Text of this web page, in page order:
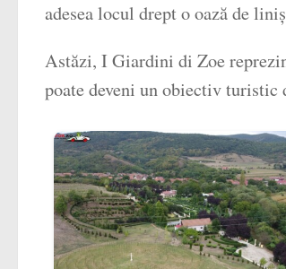
adesea locul drept o oază de
Astăzi, I Giardini di Zoe
poate deveni un obiectiv turistic